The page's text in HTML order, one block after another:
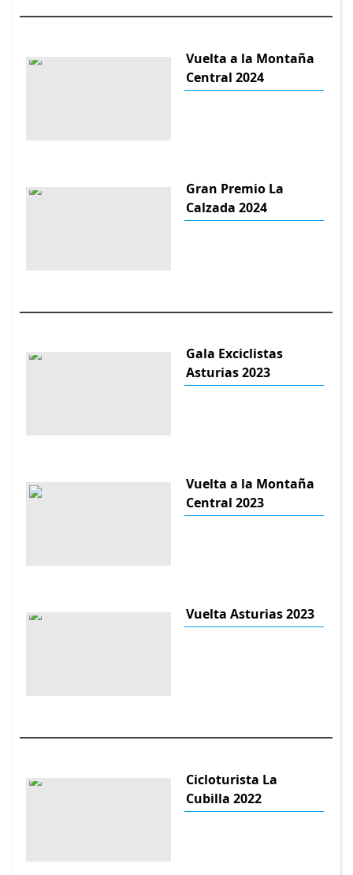
Vuelta a la Montaña
Central 2024
Gran Premio La
Calzada 2024
Gala Exciclistas
Asturias 2023
Vuelta a la Montaña
Central 2023
Vuelta Asturias 2023
Cicloturista La
Cubilla 2022